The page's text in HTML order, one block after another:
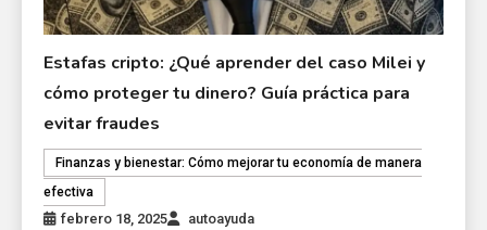
Estafas cripto: ¿Qué aprender del caso Milei y
cómo proteger tu dinero? Guía práctica para
evitar fraudes
Finanzas y bienestar: Cómo mejorar tu economía de manera
efectiva
febrero 18, 2025
autoayuda